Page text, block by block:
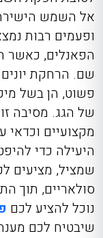
אל השמש
ופעמים רבות
הפאנלים, כאשר
שם. הרחקת
פשוט, הן בשל
של הגג. מסיבה
מקצועיים
היעילה כדי
שמציל, מציעים
סולאריים, תוך
נוכל להציע לכם
שיבטיח לכם